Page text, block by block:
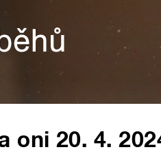
oni 20. 4.